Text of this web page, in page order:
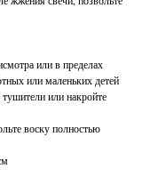
или в пределах
или маленьких детей
или накройте
воску полностью